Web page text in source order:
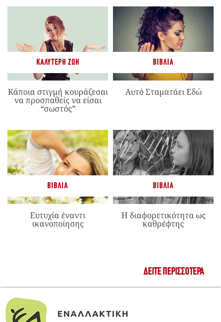
ΚΑΛΎΤΕΡΗ ΖΩΉ
Κάποια στιγμή κουράζεσαι
να προσπαθείς να είσαι
“σωστός”
ΒΙΒΛΊΑ
Αυτό Σταματάει Εδώ
ΒΙΒΛΊΑ
Ευτυχία έναντι
ικανοποίησης
ΒΙΒΛΊΑ
Η διαφορετικότητα ως
καθρέφτης
ΔΕΊΤΕ ΠΕΡΙΣΣΌΤΕΡΑ